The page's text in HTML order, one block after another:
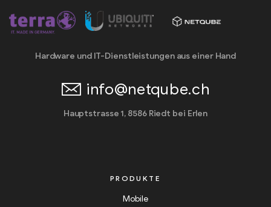
Hardware und IT-Dienstleistungen aus einer Hand
info@netqube.ch
Hauptstrasse 1, 8586 Riedt bei Erlen
PRODUKTE
Mobile